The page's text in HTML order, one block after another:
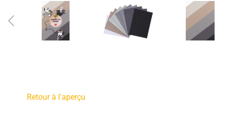
Retour à l'aperçu